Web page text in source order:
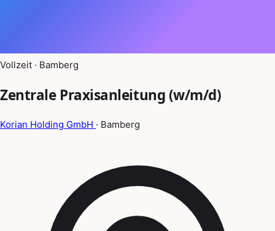
Vollzeit · Bamberg
Zentrale Praxisanleitung (w/m/d)
Korian Holding GmbH · Bamberg